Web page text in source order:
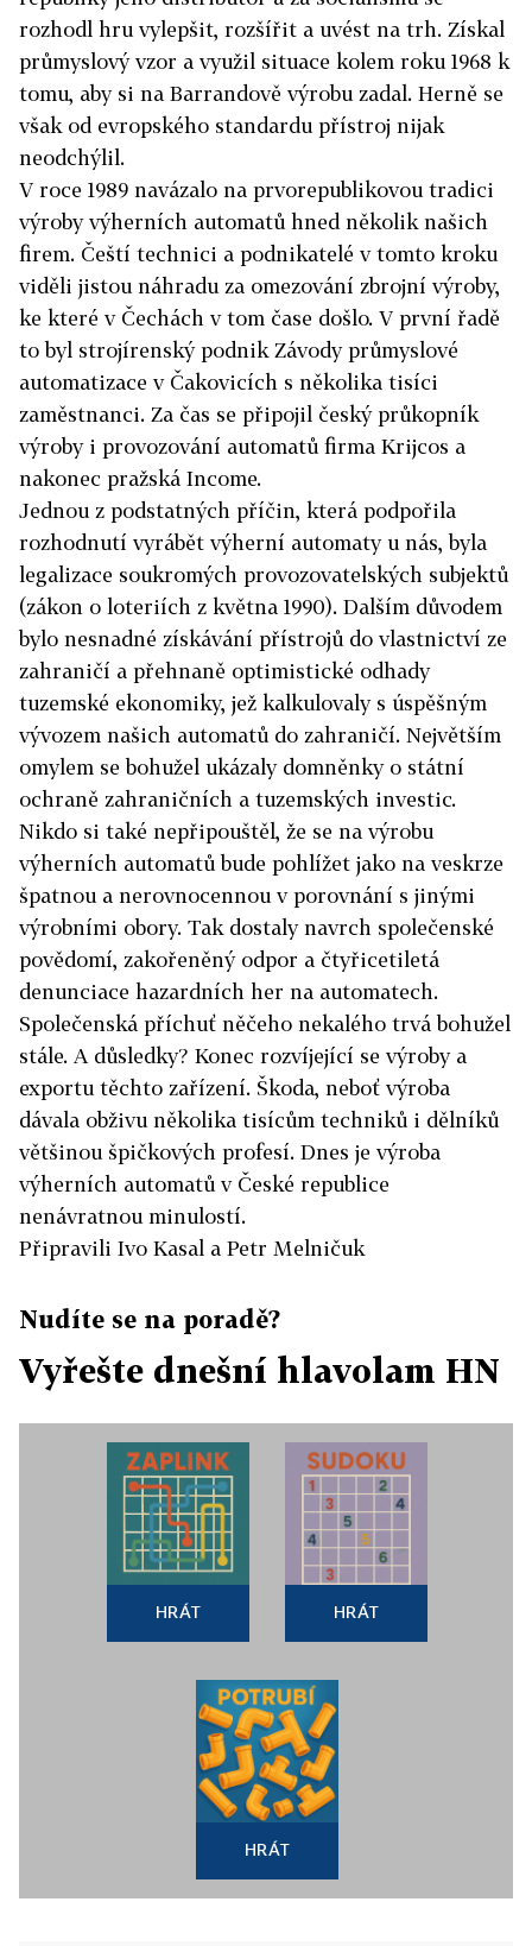
rozhodl hru vylepšit, rozšířit a uvést na trh. Získal
průmyslový vzor a využil situace kolem roku 1968 k
tomu, aby si na Barrandově výrobu zadal. Herně se
však od evropského standardu přístroj nijak
neodchýlil.
V roce 1989 navázalo na prvorepublikovou tradici
výroby výherních automatů hned několik našich
firem. Čeští technici a podnikatelé v tomto kroku
viděli jistou náhradu za omezování zbrojní výroby,
ke které v Čechách v tom čase došlo. V první řadě
to byl strojírenský podnik Závody průmyslové
automatizace v Čakovicích s několika tisíci
zaměstnanci. Za čas se připojil český průkopník
výroby i provozování automatů firma Krijcos a
nakonec pražská Income.
Jednou z podstatných příčin, která podpořila
rozhodnutí vyrábět výherní automaty u nás, byla
legalizace soukromých provozovatelských subjektů
(zákon o loteriích z května 1990). Dalším důvodem
bylo nesnadné získávání přístrojů do vlastnictví ze
zahraničí a přehnaně optimistické odhady
tuzemské ekonomiky, jež kalkulovaly s úspěšným
vývozem našich automatů do zahraničí. Největším
omylem se bohužel ukázaly domněnky o státní
ochraně zahraničních a tuzemských investic.
Nikdo si také nepřipouštěl, že se na výrobu
výherních automatů bude pohlížet jako na veskrze
špatnou a nerovnocennou v porovnání s jinými
výrobními obory. Tak dostaly navrch společenské
povědomí, zakořeněný odpor a čtyřicetiletá
denunciace hazardních her na automatech.
Společenská příchuť něčeho nekalého trvá bohužel
stále. A důsledky? Konec rozvíjející se výroby a
exportu těchto zařízení. Škoda, neboť výroba
dávala obživu několika tisícům techniků i dělníků
většinou špičkových profesí. Dnes je výroba
výherních automatů v České republice
nenávratnou minulostí.
Připravili Ivo Kasal a Petr Melničuk
Nudíte se na poradě?
Vyřešte dnešní hlavolam HN
HRÁT HRÁT
HRÁT